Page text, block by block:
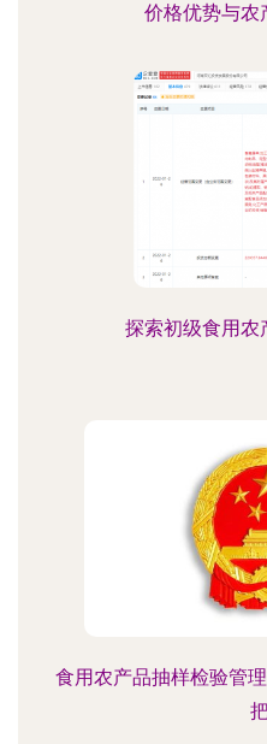
价格优势与农
探索初级食用农
食用农产品抽样检验管